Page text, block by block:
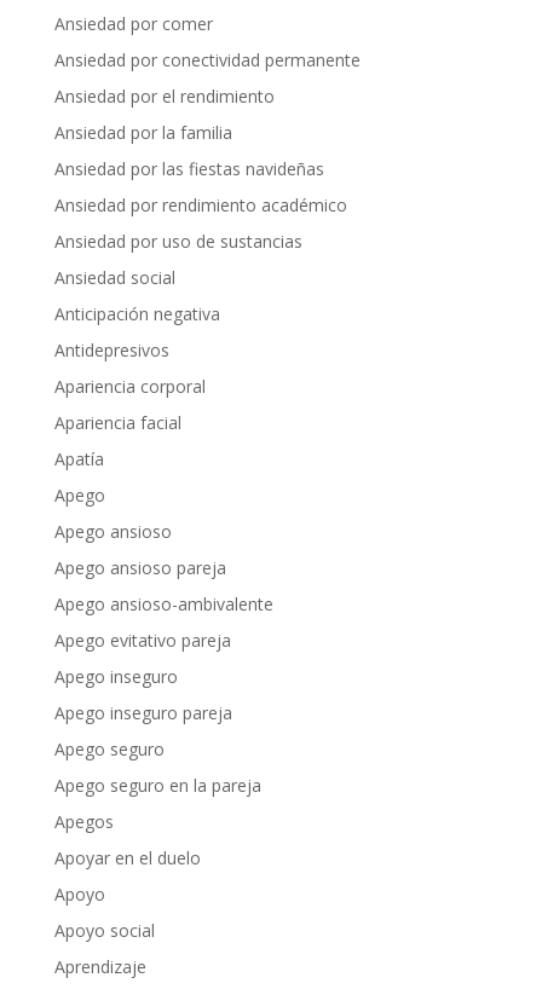
Ansiedad por comer
Ansiedad por conectividad permanente
Ansiedad por el rendimiento
Ansiedad por la familia
Ansiedad por las fiestas navideñas
Ansiedad por rendimiento académico
Ansiedad por uso de sustancias
Ansiedad social
Anticipación negativa
Antidepresivos
Apariencia corporal
Apariencia facial
Apatía
Apego
Apego ansioso
Apego ansioso pareja
Apego ansioso-ambivalente
Apego evitativo pareja
Apego inseguro
Apego inseguro pareja
Apego seguro
Apego seguro en la pareja
Apegos
Apoyar en el duelo
Apoyo
Apoyo social
Aprendizaje